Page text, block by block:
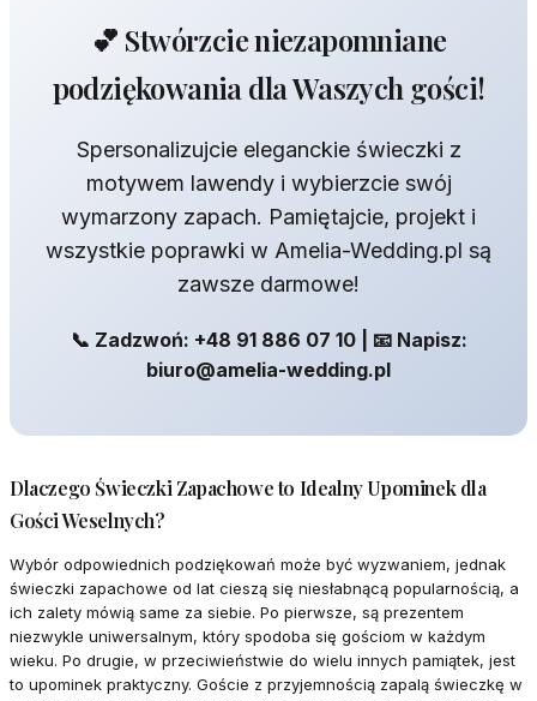
💕 Stwórzcie niezapomniane
podziękowania dla Waszych gości!
Spersonalizujcie eleganckie świeczki z
motywem lawendy i wybierzcie swój
wymarzony zapach. Pamiętajcie, projekt i
wszystkie poprawki w Amelia-Wedding.pl są
zawsze darmowe!
📞 Zadzwoń: +48 91 886 07 10 | 📧 Napisz:
biuro@amelia-wedding.pl
Dlaczego Świeczki Zapachowe to Idealny Upominek dla
Gości Weselnych?
Wybór odpowiednich podziękowań może być wyzwaniem, jednak
świeczki zapachowe od lat cieszą się niesłabnącą popularnością, a
ich zalety mówią same za siebie. Po pierwsze, są prezentem
niezwykle uniwersalnym, który spodoba się gościom w każdym
wieku. Po drugie, w przeciwieństwie do wielu innych pamiątek, jest
to upominek praktyczny. Goście z przyjemnością zapalą świeczkę w